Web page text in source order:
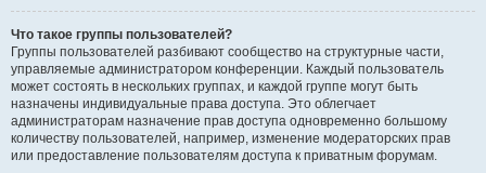
Что такое группы пользователей?
Группы пользователей разбивают сообщество на структурные части,
управляемые администратором конференции. Каждый пользователь
может состоять в нескольких группах, и каждой группе могут быть
назначены индивидуальные права доступа. Это облегчает
администраторам назначение прав доступа одновременно большому
количеству пользователей, например, изменение модераторских прав
или предоставление пользователям доступа к приватным форумам.